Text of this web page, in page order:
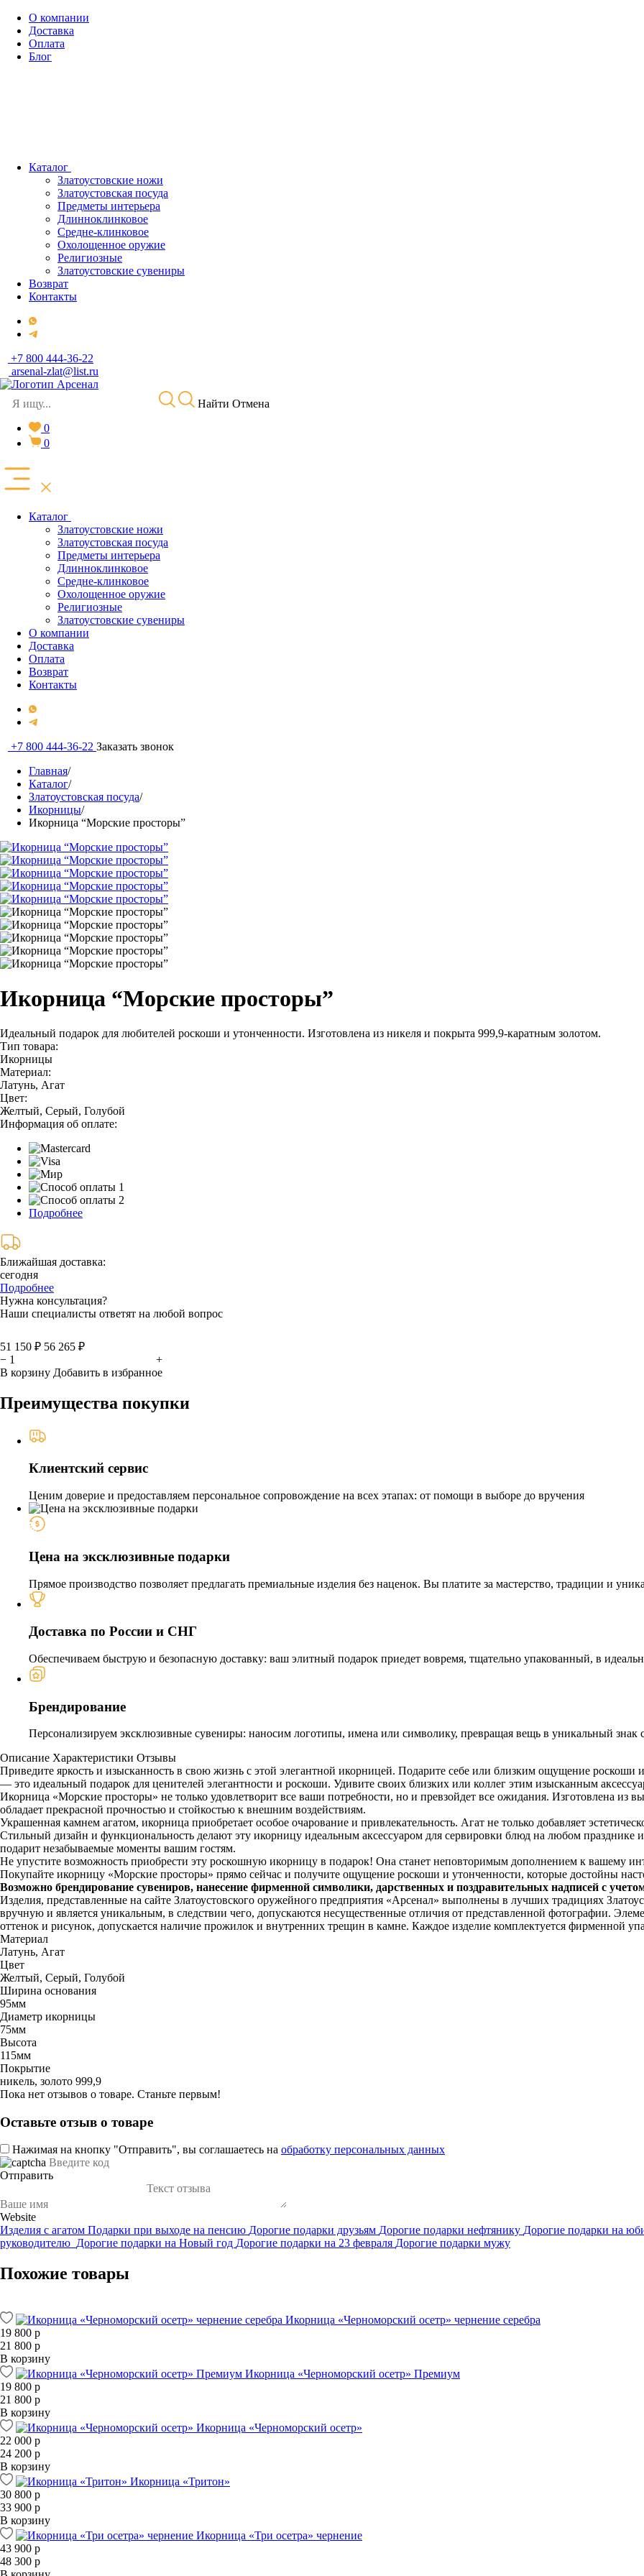
О компании
Доставка
Оплата
Блог
Каталог
Златоустовские ножи
Златоустовская посуда
Предметы интерьера
Длинноклинковое
Средне-клинковое
Охолощенное оружие
Религиозные
Златоустовские сувениры
Возврат
Контакты
+7 800 444-36-22
arsenal-zlat@list.ru
Найти Отмена
0
0
Каталог
Златоустовские ножи
Златоустовская посуда
Предметы интерьера
Длинноклинковое
Средне-клинковое
Охолощенное оружие
Религиозные
Златоустовские сувениры
О компании
Доставка
Оплата
Возврат
Контакты
+7 800 444-36-22 Заказать звонок
Главная/
Каталог/
Златоустовская посуда/
Икорницы/
Икорница “Морские просторы”
Икорница “Морские просторы”
Идеальный подарок для любителей роскоши и утонченности. Изготовлена из никеля и покрыта 999,9-каратным золотом.
Тип товара:
Икорницы
Материал:
Латунь, Агат
Цвет:
Желтый, Серый, Голубой
Информация об оплате:
Подробнее
Ближайшая доставка:
сегодня
Подробнее
Нужна консультация?
Наши специалисты ответят на любой вопрос
51 150 ₽ 56 265 ₽
−
+
В корзину Добавить в избранное
Преимущества покупки
Клиентский сервис
Ценим доверие и предоставляем персональное сопровождение на всех этапах: от помощи в выборе до вручения
Цена на эксклюзивные подарки
Прямое производство позволяет предлагать премиальные изделия без наценок. Вы платите за мастерство, традиции и
Доставка по России и СНГ
Обеспечиваем быструю и безопасную доставку: ваш элитный подарок приедет вовремя, тщательно упакованный, в
Брендирование
Персонализируем эксклюзивные сувениры: наносим логотипы, имена или символику, превращая вещь в уникальный знак
Описание Характеристики Отзывы
Приведите яркость и изысканность в свою жизнь с этой элегантной икорницей. Подарите себе или близким ощущение
— это идеальный подарок для ценителей элегантности и роскоши. Удивите своих близких или коллег этим изысканным
Икорница «Морские просторы» не только удовлетворит все ваши потребности, но и превзойдет все ожидания. Изготовлена из
обладает прекрасной прочностью и стойкостью к внешним воздействиям.
Украшенная камнем агатом, икорница приобретает особое очарование и привлекательность. Агат не только добавляет
Стильный дизайн и функциональность делают эту икорницу идеальным аксессуаром для сервировки блюд на любом
подарит незабываемые моменты вашим гостям.
Не упустите возможность приобрести эту роскошную икорницу в подарок! Она станет неповторимым дополнением к вашему
Покупайте икорницу «Морские просторы» прямо сейчас и получите ощущение роскоши и утонченности, которые достойны
Возможно брендирование сувениров, нанесение фирменной символики, дарственных и поздравительных надписей с
Изделия, представленные на сайте Златоустовского оружейного предприятия «Арсенал» выполнены в лучших традициях
вручную и является уникальным, в следствии чего, допускаются несущественные отличия от представленной фотографии.
оттенок и рисунок, допускается наличие прожилок и внутренних трещин в камне. Каждое изделие комплектуется фирменной
Материал
Латунь, Агат
Цвет
Желтый, Серый, Голубой
Ширина основания
95мм
Диаметр икорницы
75мм
Высота
115мм
Покрытие
никель, золото 999,9
Пока нет отзывов о товаре. Станьте первым!
Оставьте отзыв о товаре
Нажимая на кнопку "Отправить", вы соглашаетесь на обработку персональных данных
Отправить
Website
Изделия с агатом Подарки при выходе на пенсию Дорогие подарки друзьям Дорогие подарки нефтянику Дорогие подарки на
руководителю Дорогие подарки на Новый год Дорогие подарки на 23 февраля Дорогие подарки мужу
Похожие товары
Икорница «Черноморский осетр» чернение серебра
19 800 р
21 800 р
В корзину
Икорница «Черноморский осетр» Премиум
19 800 р
21 800 р
В корзину
Икорница «Черноморский осетр»
22 000 р
24 200 р
В корзину
Икорница «Тритон»
30 800 р
33 900 р
В корзину
Икорница «Три осетра» чернение
43 900 р
48 300 р